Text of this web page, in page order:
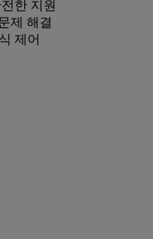
한 지원
제 해결
제어